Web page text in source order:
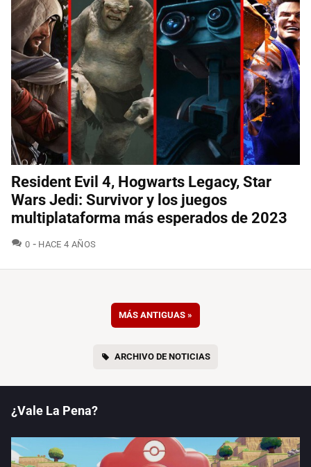
Resident Evil 4, Hogwarts Legacy, Star
Wars Jedi: Survivor y los juegos
multiplataforma más esperados de 2023
0 COMENTARIOS
HACE 4 AÑOS
MÁS ANTIGUAS »
ARCHIVO DE NOTICIAS
¿Vale La Pena?